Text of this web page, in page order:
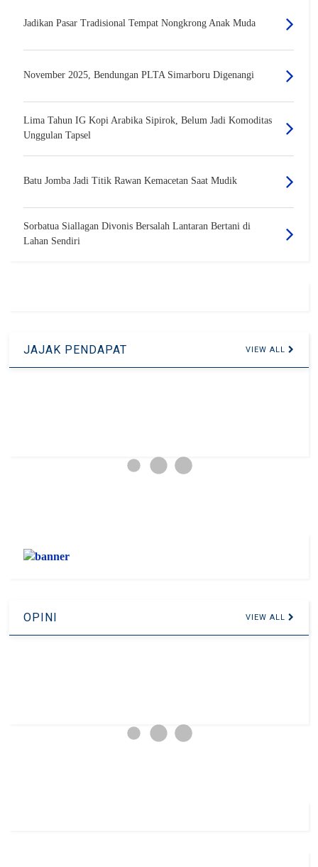
Jadikan Pasar Tradisional Tempat Nongkrong Anak Muda
November 2025, Bendungan PLTA Simarboru Digenangi
Lima Tahun IG Kopi Arabika Sipirok, Belum Jadi Komoditas
Unggulan Tapsel
Batu Jomba Jadi Titik Rawan Kemacetan Saat Mudik
Sorbatua Siallagan Divonis Bersalah Lantaran Bertani di
Lahan Sendiri
JAJAK PENDAPAT VIEW ALL
OPINI VIEW ALL